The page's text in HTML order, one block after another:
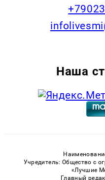
Наша
Учредитель: Общество с
«Лучшие
Главный